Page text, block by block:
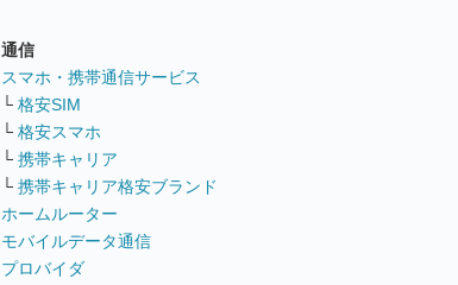
通信
スマホ・携帯通信サービス
└ 格安SIM
└ 格安スマホ
└ 携帯キャリア
└ 携帯キャリア格安ブランド
ホームルーター
モバイルデータ通信
プロバイダ